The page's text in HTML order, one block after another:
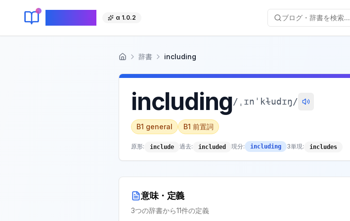
α 1.0.2 ブログ・辞書を検索...
ホーム 辞書 including
including/ ˌɪnˈkɫudɪŋ/
B1 general B1 前置詞
原形: include 過去: included 現分: including 3単現: includes
意味・定義
3つの辞書から11件の定義